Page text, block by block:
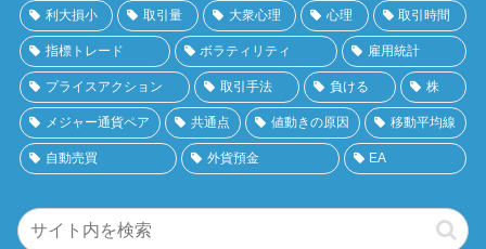
利大損小 取引量 大衆心理 心理 取引時間
指標トレード ボラティリティ 雇用統計
プライスアクション 取引手法 負ける 株
メジャー通貨ペア 共通点 値動きの原因 移動平均線
自動売買 外貨預金 EA